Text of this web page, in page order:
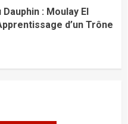
: Moulay El
d’un Trône